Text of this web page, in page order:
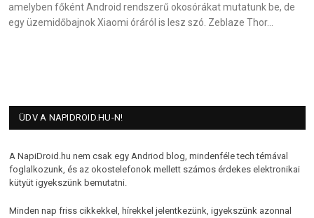
amelyben főként Android rendszerű okosórákat mutatunk be, de
egy üzemidőbajnok Xiaomi óráról is lesz szó. Zeblaze Thor…
ÜDV A NAPIDROID.HU-N!
A NapiDroid.hu nem csak egy Andriod blog, mindenféle tech témával
foglalkozunk, és az okostelefonok mellett számos érdekes elektronikai
kütyüt igyekszünk bemutatni.
Minden nap friss cikkekkel, hírekkel jelentkezünk, igyekszünk azonnal